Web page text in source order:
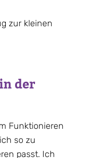
zur kleinen
der
Funktionieren
so zu
passt. Ich